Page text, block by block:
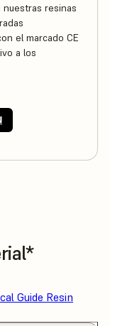
nuestras resinas
el marcado CE
a los
Guide Resin